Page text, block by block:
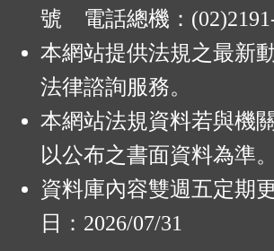
號 電話總機：
本網站提供法規之最新
法律諮詢服務。
本網站法規資料若與機
以公布之書面資料為準。
資料庫內容雙週五定期
日：2026/07/31